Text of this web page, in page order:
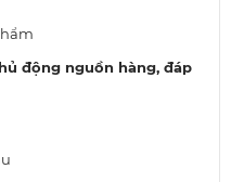
động nguồn hàng, đáp